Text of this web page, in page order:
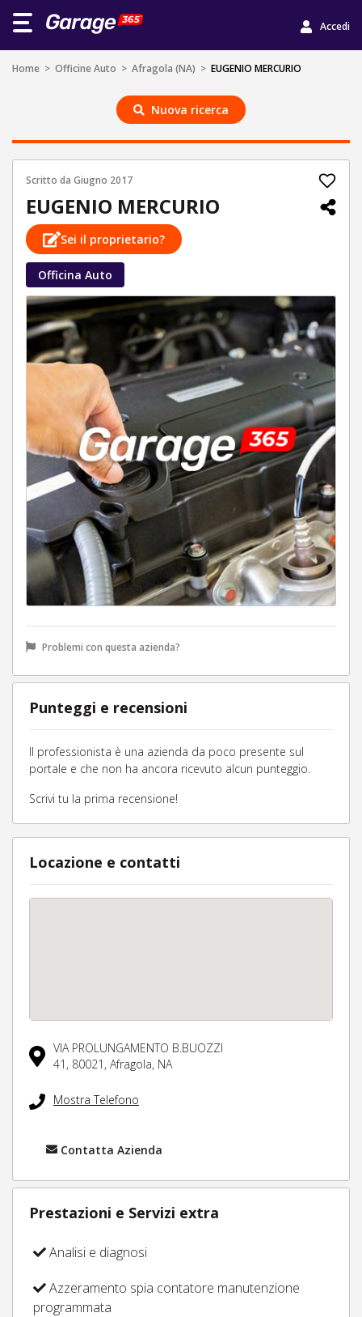
Accedi
Home > Officine Auto > Afragola (NA) > EUGENIO MERCURIO
Nuova ricerca
Scritto da Giugno 2017
EUGENIO MERCURIO
Sei il proprietario?
Officina Auto
Problemi con questa azienda?
Punteggi e recensioni
Il professionista è una azienda da poco presente sul
portale e che non ha ancora ricevuto alcun punteggio.
Scrivi tu la prima recensione!
Locazione e contatti
VIA PROLUNGAMENTO B.BUOZZI
41, 80021, Afragola, NA
Mostra Telefono
Contatta Azienda
Prestazioni e Servizi extra
Analisi e diagnosi
Azzeramento spia contatore manutenzione
programmata